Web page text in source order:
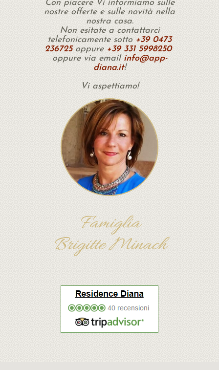
Con piacere Vi informiamo sulle
nostre offerte e sulle novità nella
nostra casa.
Non esitate a contattarci
telefonicamente sotto +39 0473
236725oppure +39 331 5998250
oppure via email info@app-
diana.it!
Vi aspettiamo!
Famiglia
Brigitte Minach